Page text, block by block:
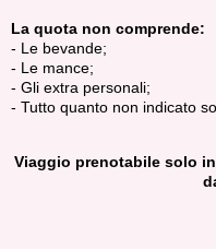
La quota non comprende:
- Le bevande;
- Le mance;
- Gli extra personali;
- Tutto quanto non indicato
Viaggio prenotabile solo